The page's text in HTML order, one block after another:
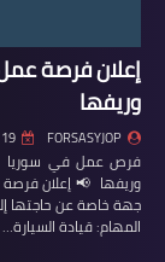
إعلان فرصة
وريفها
FORSASYJOP 19 أبريل 2026
فرص عمل في
وريفها 📢 إعلان
جهة خاصة عن حاجتها
المهام: قيادة السيارة…